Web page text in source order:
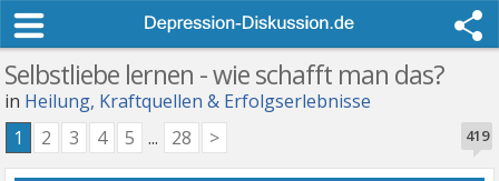
Selbstliebe lernen - wie schafft man das?
in Heilung, Kraftquellen & Erfolgserlebnisse
419
1 2 3 4 5 ... 28 >